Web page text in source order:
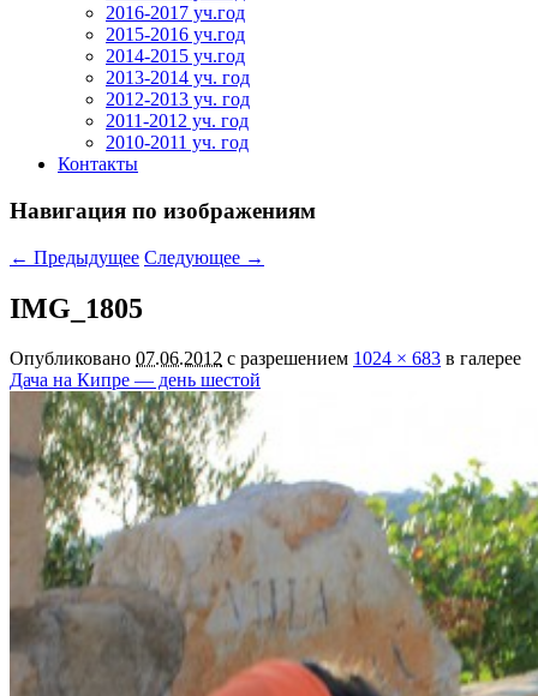
2016-2017 уч.год
2015-2016 уч.год
2014-2015 уч.год
2013-2014 уч. год
2012-2013 уч. год
2011-2012 уч. год
2010-2011 уч. год
Контакты
Навигация по изображениям
← Предыдущее Следующее →
IMG_1805
Опубликовано 07.06.2012 с разрешением 1024 × 683 в галерее
Дача на Кипре — день шестой